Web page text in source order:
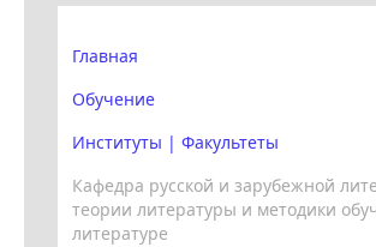
Главная
Обучение
Институты | Факультеты
Кафедра русской и зарубежной
теории литературы и методики
литературе